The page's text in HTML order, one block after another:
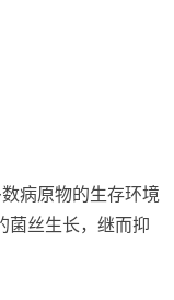
病原物的生存环境
菌丝生长，继而抑